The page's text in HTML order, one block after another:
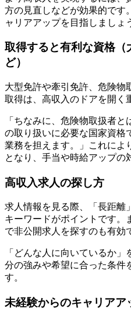
方の見直しなどが効果的です
ャリアアップを目指しましょ
取得すると有利な資格
ど）
大型免許や牽引免許、危険物
取得は、高収入のドアを開く
「ちなみに、危険物取扱者
の取り扱いに必要な国家資格
業務を担えます。」これによ
となり、手当や時給アップの
高収入求人の探し方
求人情報を見る際、「長距離
キーワードがポイントです。
で非公開求人を探すのも有効
「どんな人に向いているか
分の強みや希望に合った条件
す。
未経験からのキャリアア